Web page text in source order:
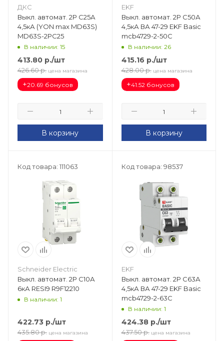
ДКС
Выкл. автомат. 2Р С25А
4,5кА (YON max MD63S)
MD63S-2PC25
В наличии: 15
413.80 р./шт
426.60 р. цена магазина
+20.69 бонусов
В корзину
EKF
Выкл. автомат. 2Р С50А
4,5кА ВА 47-29 EKF Basic
mcb4729-2-50C
В наличии: 26
415.16 р./шт
428.00 р. цена магазина
+41.52 бонусов
В корзину
Код товара: 111063
Schneider Electric
Выкл. автомат. 2Р С10А
6кА RESI9 R9F12210
В наличии: 1
422.73 р./шт
435.80 р. цена магазина
Код товара: 98537
EKF
Выкл. автомат. 2Р С63А
4,5кА ВА 47-29 EKF Basic
mcb4729-2-63C
В наличии: 1
424.38р./шт
437.50 р. цена магазина